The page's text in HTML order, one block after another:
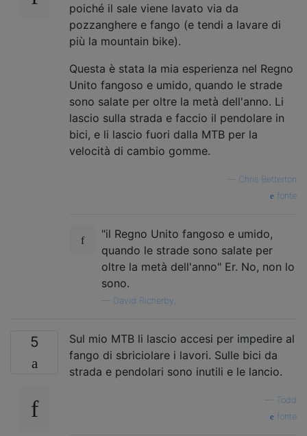
poiché il sale viene lavato via da
pozzanghere e fango (e tendi a lavare di
più la mountain bike).
Questa è stata la mia esperienza nel Regno
Unito fangoso e umido, quando le strade
sono salate per oltre la metà dell'anno. Li
lascio sulla strada e faccio il pendolare in
bici, e li lascio fuori dalla MTB per la
velocità di cambio gomme.
Chris Betterton
fonte
"il Regno Unito fangoso e umido,
quando le strade sono salate per
oltre la metà dell'anno" Er. No, non lo
sono.
David Richerby,
5
Sul mio MTB li lascio accesi per impedire al
fango di sbriciolare i lavori. Sulle bici da
strada e pendolari sono inutili e le lancio.
Todd
fonte